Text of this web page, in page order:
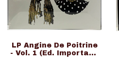
LP Angine De Poitrine
- Vol. 1 (Ed. Importado